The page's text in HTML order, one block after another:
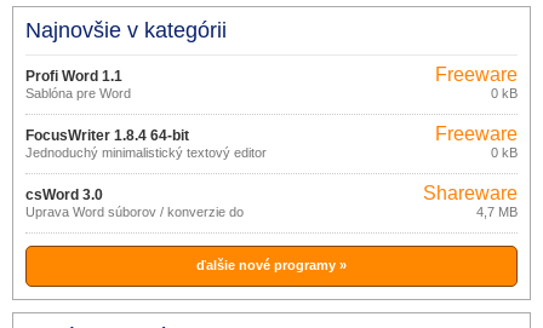
Najnovšie v kategórii
Profi Word 1.1
Šablóna pre Word
Freeware
0 kB
FocusWriter 1.8.4 64-bit
Jednoduchý minimalistický textový editor
Freeware
0 kB
csWord 3.0
Úprava Word súborov / konverzie do
Shareware
4,7 MB
ďalšie nové programy »